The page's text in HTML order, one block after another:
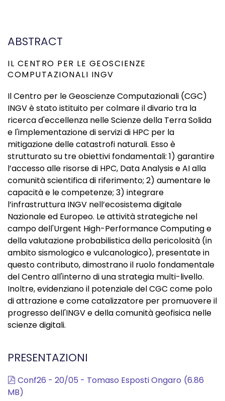
ABSTRACT
IL CENTRO PER LE GEOSCIENZE
COMPUTAZIONALI INGV
Il Centro per le Geoscienze Computazionali (CGC)
INGV è stato istituito per colmare il divario tra la
ricerca d'eccellenza nelle Scienze della Terra Solida
e l'implementazione di servizi di HPC per la
mitigazione delle catastrofi naturali. Esso è
strutturato su tre obiettivi fondamentali: 1) garantire
l’accesso alle risorse di HPC, Data Analysis e AI alla
comunità scientifica di riferimento; 2) aumentare le
capacità e le competenze; 3) integrare
l’infrastruttura INGV nell’ecosistema digitale
Nazionale ed Europeo. Le attività strategiche nel
campo dell'Urgent High-Performance Computing e
della valutazione probabilistica della pericolosità (in
ambito sismologico e vulcanologico), presentate in
questo contributo, dimostrano il ruolo fondamentale
del Centro all'interno di una strategia multi-livello.
Inoltre, evidenziano il potenziale del CGC come polo
di attrazione e come catalizzatore per promuovere il
progresso dell'INGV e della comunità geofisica nelle
scienze digitali.
PRESENTAZIONI
pdf
Conf26 - 20/05 - Tomaso Esposti Ongaro (6.86
MB)